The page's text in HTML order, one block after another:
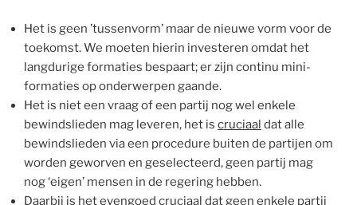
Het is geen ’tussenvorm’ maar de nieuwe vorm voor de
toekomst. We moeten hierin investeren omdat het
langdurige formaties bespaart; er zijn continu mini-
formaties op onderwerpen gaande.
Het is niet een vraag of een partij nog wel enkele
bewindslieden mag leveren, het is cruciaal dat alle
bewindslieden via een procedure buiten de partijen om
worden geworven en geselecteerd, geen partij mag
nog ‘eigen’ mensen in de regering hebben.
Daarbij is het evengoed cruciaal dat geen enkele partij